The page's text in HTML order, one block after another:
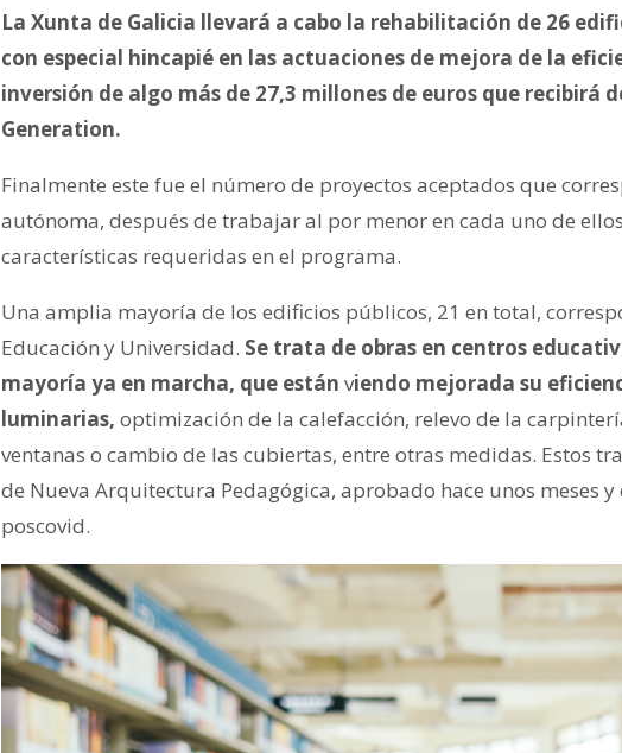
La Xunta de Galicia llevará a cabo la rehabilitación de 26
con especial hincapié en las actuaciones de mejora de la
inversión de algo más de 27,3 millones de euros que recibirá
Generation.
Finalmente este fue el número de proyectos aceptados que
autónoma, después de trabajar al por menor en cada uno de
características requeridas en el programa.
Una amplia mayoría de los edificios públicos, 21 en total,
Educación y Universidad. Se trata de obras en centros
mayoría ya en marcha, que están viendo mejorada su
luminarias, optimización de la calefacción, relevo de la
ventanas o cambio de las cubiertas, entre otras medidas. Estos
de Nueva Arquitectura Pedagógica, aprobado hace unos meses
poscovid.